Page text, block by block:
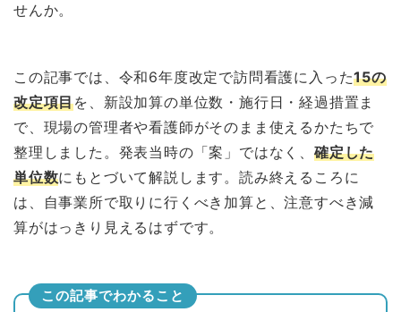
せんか。
この記事では、令和6年度改定で訪問看護に入った15の
改定項目を、新設加算の単位数・施行日・経過措置ま
で、現場の管理者や看護師がそのまま使えるかたちで
整理しました。発表当時の「案」ではなく、 確定した
単位数にもとづいて解説します。読み終えるころに
は、自事業所で取りに行くべき加算と、注意すべき減
算がはっきり見えるはずです。
この記事でわかること